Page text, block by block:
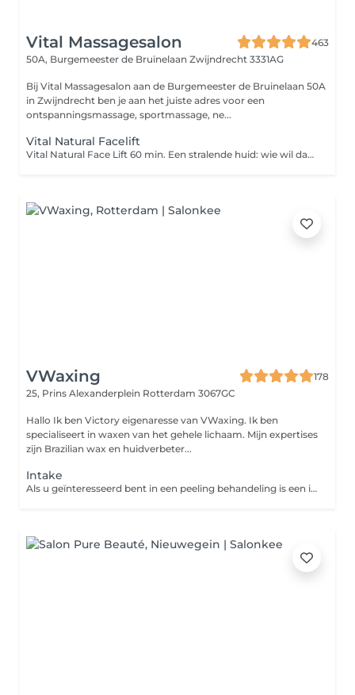
Vital Massagesalon
463
50A, Burgemeester de Bruïnelaan Zwijndrecht 3331AG
Bij Vital Massagesalon aan de Burgemeester de Bruinelaan 50A
in Zwijndrecht ben je aan het juiste adres voor een
ontspanningsmassage, sportmassage, ne...
Vital Natural Facelift
Vital Natural Face Lift 60 min. Een stralende huid: wie wil dat nu niet? Door een gezichtsbehandeling geef je jouw huid weer een boost en ziet jouw gelaat er weer verzorgd en gezond uit. Bij de gezichtsbehandeling wordt het gelaat grondig gereinigd, worden dode huidcellen verwijderd en geniet je van een heerlijke hoofdhuidmassage. Het resultaat van deze behandeling? Een stevigere huid, mooie kleur en een gezonde glans! Geniet van een uitgebreide massage van gezicht, decolleté, schouders en nek, inclusief rustgevende penseelmassage. Er wordt een peelingmasker met natuurlijke ingrediënten (frambozenzaad en bamboe) die de huid hydrateert, aangebracht met vitamine C-serum en wordt er afgesloten met een dagcrème voor een stralende huid. Bij Natural Face Lift van Vital Massagesalon krijgt u: Reinigingsmassage met dieptereiniging; Peeling; Relaxerende gezichtsbehandeling; Penseelmassage; Stralende huid Prijs €61,-
VWaxing
178
25, Prins Alexanderplein Rotterdam 3067GC
Hallo Ik ben Victory eigenaresse van VWaxing. Ik ben
specialiseert in waxen van het gehele lichaam. Mijn expertises
zijn Brazilian wax en huidverbeter...
Intake
Als u geïnteresseerd bent in een peeling behandeling is een intakegesprek meestal nodig. Tijdens dit gesprek maken wij kennis met u en uw huid, brengt de voorgeschiedenis en uw klachten in kaart en beoordeelt of u veilig behandeld kan worden. Op basis daarvan zal samen met u een behandelplan opgesteld worden. Er wordt met u besproken welke behandelingen geadviseerd worden, hoeveel behandelingen we denken nodig te hebben, welke resultaten u mag verwachten, wat de kosten zullen zijn en u krijgt informatie met betrekking tot eventuele voor- en nazorg